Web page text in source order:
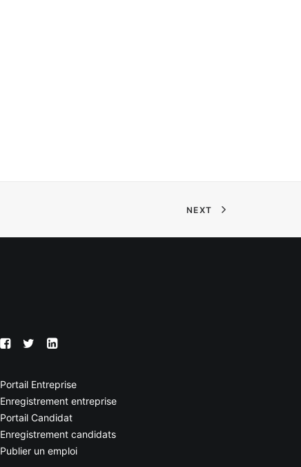
NEXT
Portail Entreprise
Enregistrement entreprise
Portail Candidat
Enregistrement candidats
Publier un emploi